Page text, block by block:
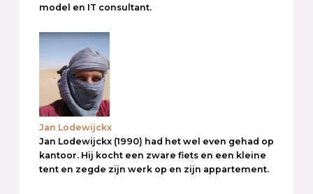
model en IT consultant.
Jan Lodewijckx
Jan Lodewijckx (1990) had het wel even gehad op
kantoor. Hij kocht een zware fiets en een kleine
tent en zegde zijn werk op en zijn appartement.